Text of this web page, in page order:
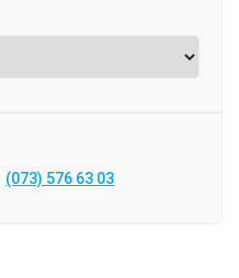
(073) 576 63 03